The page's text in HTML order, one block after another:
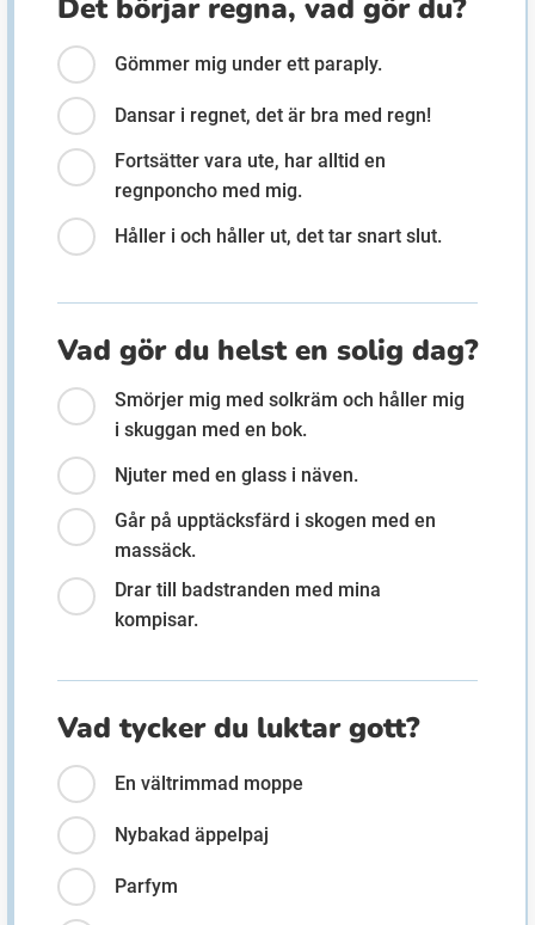
Ubmejesámiengiälla (Umesamiska)
Kaale (Romska)
Kelderash (Romska)
Lovari (Romska)
Det börjar regna, vad gör du?
Gömmer mig under ett paraply.
Dansar i regnet, det är bra med regn!
Fortsätter vara ute, har alltid en
regnponcho med mig.
Håller i och håller ut, det tar snart slut.
Vad gör du helst en solig dag?
Smörjer mig med solkräm och håller mig
i skuggan med en bok.
Njuter med en glass i näven.
Går på upptäcksfärd i skogen med en
massäck.
Drar till badstranden med mina
kompisar.
Vad tycker du luktar gott?
En vältrimmad moppe
Nybakad äppelpaj
Parfym